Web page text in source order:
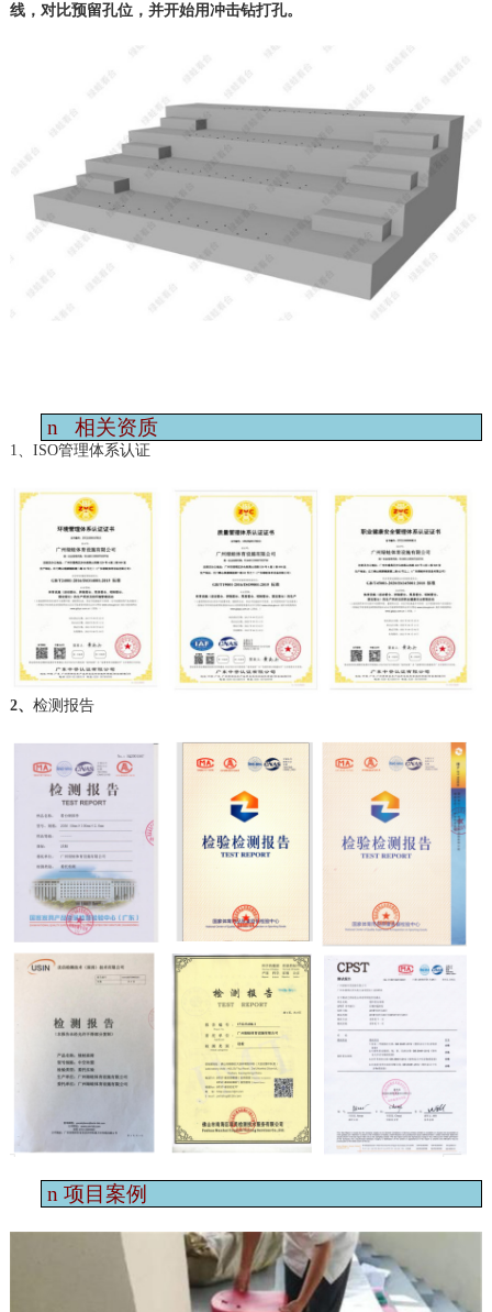
线，对比预留孔位，并开始用冲击钻打孔。
n 相关资质
1、ISO管理体系认证
2、 检测报告
n 项目案例